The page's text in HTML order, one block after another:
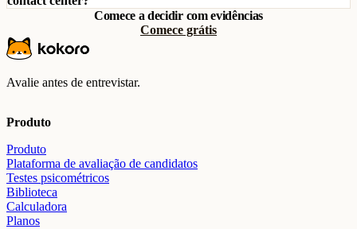
Comece a decidir com evidências
Comece grátis
Avalie antes de entrevistar.
Produto
Produto
Plataforma de avaliação de candidatos
Testes psicométricos
Biblioteca
Calculadora
Planos